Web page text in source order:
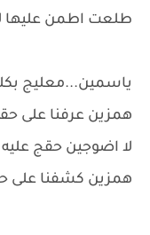
طلعت اطمن عليها
ياسمين...معليج
همزين عرفنا على
لا اضوجين حقج عليه
همزين كشفنا على